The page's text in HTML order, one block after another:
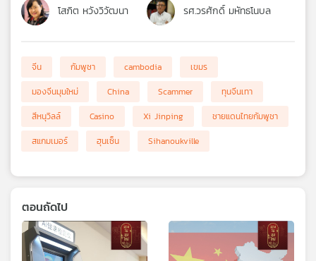
โสภิต หวังวิวัฒนา รศ.วรศักดิ์ มหัทธโนบล
จีน กัมพูชา cambodia
เขมร
มองจีนมุมใหม่
China Scammer
ทุนจีนเทา
สีหนุวิลล์
Casino Xi Jinping
ชายแดนไทยกัมพูชา
สแกมเมอร์
ฮุนเซ็น Sihanoukville
ตอนถัดไป